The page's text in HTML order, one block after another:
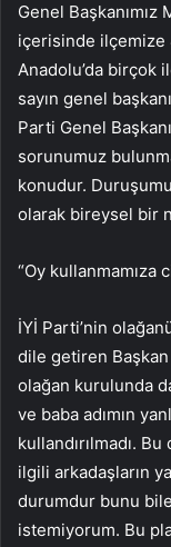
Genel Başkanımız
içerisinde
Anadolu’da birçok
sayın genel
Parti Genel
sorunumuz
konudur.
olarak bireysel bir
“Oy
İYİ Parti’nin
dile getiren Başkan
olağan kurulunda
ve baba adımın
kullandırılmadı.
ilgili arkadaşların
durumdur bunu
istemiyorum. Bu